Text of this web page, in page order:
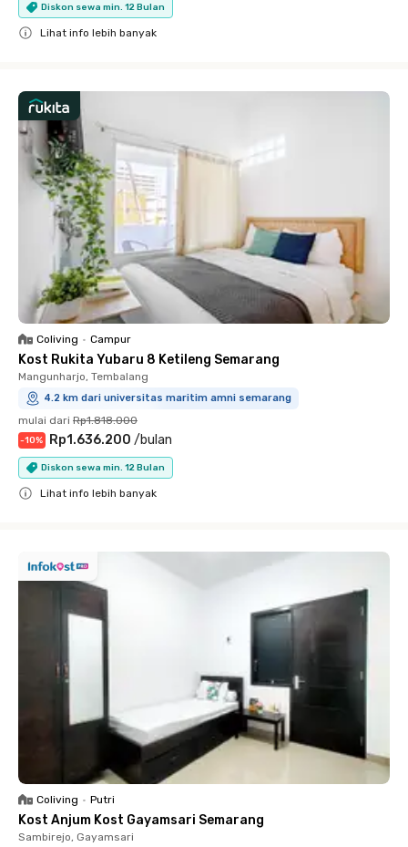
Diskon sewa min. 12 Bulan
Lihat info lebih banyak
Coliving • Campur
Kost Rukita Yubaru 8 Ketileng Semarang
Mangunharjo, Tembalang
4.2 km dari universitas maritim amni semarang
mulai dari Rp1.818.000
-10% Rp1.636.200 /bulan
Diskon sewa min. 12 Bulan
Lihat info lebih banyak
Coliving • Putri
Kost Anjum Kost Gayamsari Semarang
Sambirejo, Gayamsari